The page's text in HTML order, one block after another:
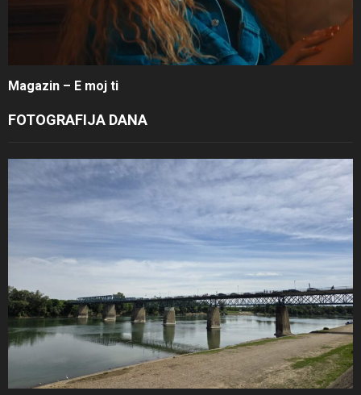
Magazin – E moj ti
FOTOGRAFIJA DANA